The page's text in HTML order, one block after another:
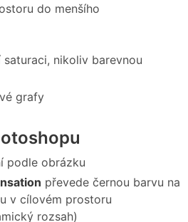
do menšího
nikoliv barevnou
grafy
podle obrázku
převede černou barvu na
v cílovém prostoru
rozsah)